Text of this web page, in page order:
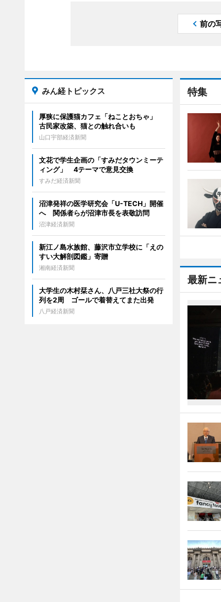
前の
特集
最新ニ
みん経トピックス
厚狭に保護猫カフェ「ねことおちゃ」
古民家改築、猫との触れ合いも
山口宇部経済新聞
文花で学生企画の「すみだタウンミーテ
ィング」 4テーマで意見交換
すみだ経済新聞
沼津発祥の医学研究会「U-TECH」開催
へ 関係者らが沼津市長を表敬訪問
沼津経済新聞
新江ノ島水族館、藤沢市立学校に「えの
すい大解剖図鑑」寄贈
湘南経済新聞
大学生の木村栞さん、八戸三社大祭の行
列を2周 ゴールで着替えてまた出発
八戸経済新聞